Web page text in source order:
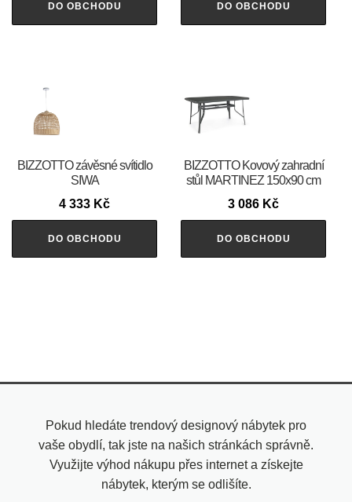
DO OBCHODU DO OBCHODU
BIZZOTTO závěsné svítidlo
SIWA
4 333 Kč
DO OBCHODU
BIZZOTTO Kovový zahradní
stůl MARTINEZ 150x90 cm
3 086 Kč
DO OBCHODU
Pokud hledáte trendový designový nábytek pro
vaše obydlí, tak jste na našich stránkách správně.
Využijte výhod nákupu přes internet a získejte
nábytek, kterým se odlišíte.